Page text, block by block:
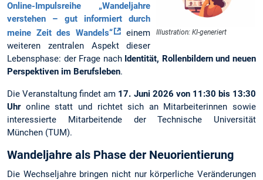
Illustration: KI-generiert
Online-Impulsreihe „Wandeljahre
verstehen – gut informiert durch
meine Zeit des Wandels“
einem
weiteren zentralen Aspekt dieser
Lebensphase: der Frage nach Identität, Rollenbildern und neuen
Perspektiven im Berufsleben.
Die Veranstaltung findet am 17. Juni 2026 von 11:30 bis 13:30
Uhronline statt und richtet sich an Mitarbeiterinnen sowie
interessierte Mitarbeitende der Technische Universität
München (TUM).
Wandeljahre als Phase der Neuorientierung
Die Wechseljahre bringen nicht nur körperliche Veränderungen